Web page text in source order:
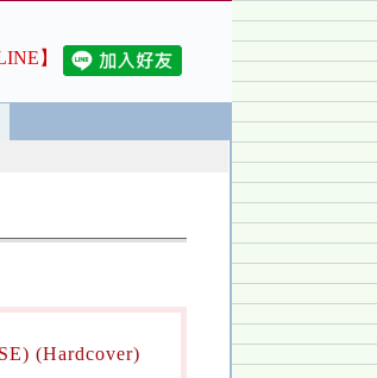
】
(Hardcover)